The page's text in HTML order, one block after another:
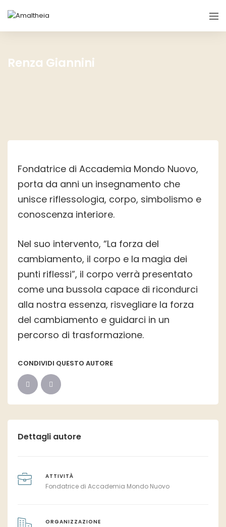
Renza Giannini
Fondatrice di Accademia Mondo Nuovo,
porta da anni un insegnamento che
unisce riflessologia, corpo, simbolismo e
conoscenza interiore.
Nel suo intervento, “La forza del
cambiamento, il corpo e la magia dei
punti riflessi”, il corpo verrà presentato
come una bussola capace di ricondurci
alla nostra essenza, risvegliare la forza
del cambiamento e guidarci in un
percorso di trasformazione.
CONDIVIDI QUESTO AUTORE
Dettagli autore
ATTIVITÀ
Fondatrice di Accademia Mondo Nuovo
ORGANIZZAZIONE